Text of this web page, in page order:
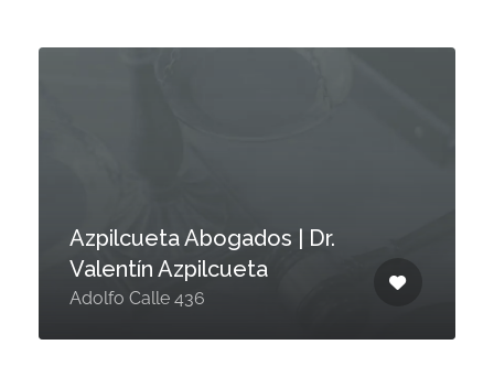
Azpilcueta Abogados | Dr.
Valentín Azpilcueta
Adolfo Calle 436